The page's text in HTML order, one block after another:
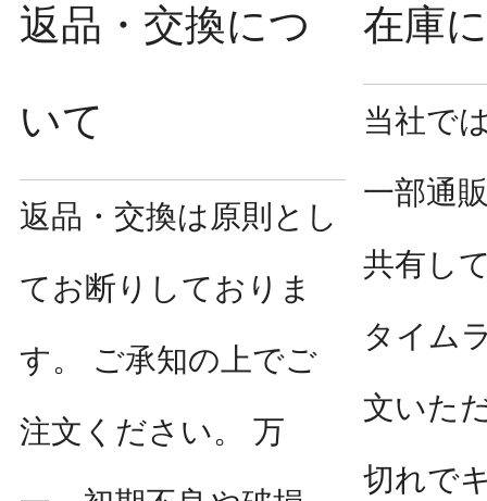
返品・交換につ
いて
返品・交換は原則とし
てお断りしておりま
す。 ご承知の上でご
注文ください。 万
在庫
当社で
一部通
共有し
タイム
文いた
切れで